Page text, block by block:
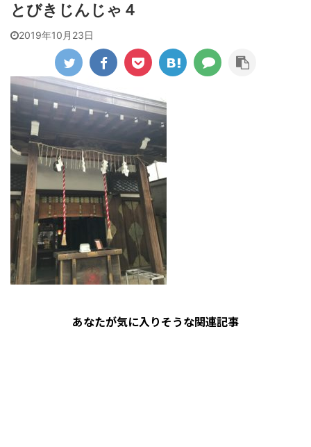
とびきじんじゃ４
2019年10月23日
あなたが気に入りそうな関連記事